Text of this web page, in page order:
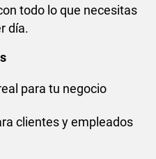
todo lo que necesitas
día.
para tu negocio
clientes y empleados